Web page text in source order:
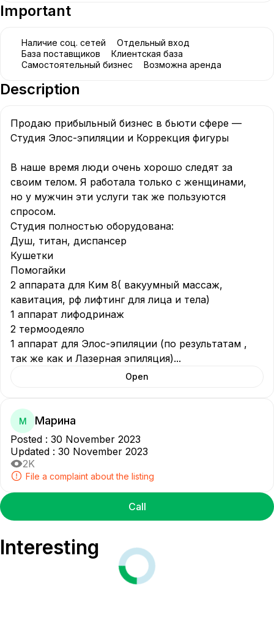
Important
Наличие соц. сетей
Отдельный вход
База поставщиков
Клиентская база
Самостоятельный бизнес
Возможна аренда
Description
Продаю прибыльный бизнес в бьюти сфере —
Студия Элос-эпиляции и Коррекция фигуры
В наше время люди очень хорошо следят за
своим телом. Я работала только с женщинами,
но у мужчин эти услуги так же пользуются
спросом.
Студия полностью оборудована:
Душ, титан, диспансер
Кушетки
Помогайки
2 аппарата для Ким 8( вакуумный массаж,
кавитация, рф лифтинг для лица и тела)
1 аппарат лифодринаж
2 термоодеяло
1 аппарат для Элос-эпиляции (по результатам ,
так же как и Лазерная эпиляция)...
Open
М Марина
Posted : 30 November 2023
Updated : 30 November 2023
2K
File a complaint about the listing
Call
Interesting